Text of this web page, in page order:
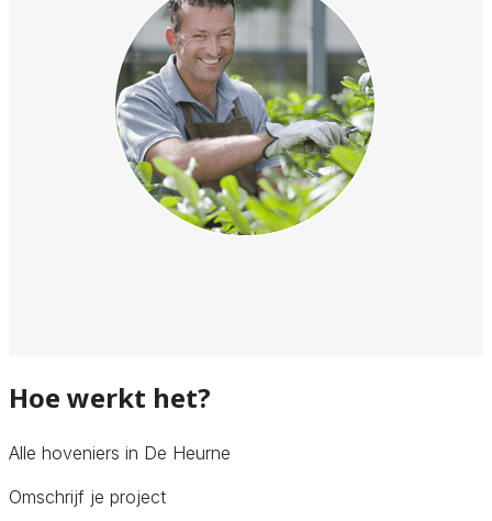
Hoe werkt het?
Alle hoveniers in De Heurne
Omschrijf je project